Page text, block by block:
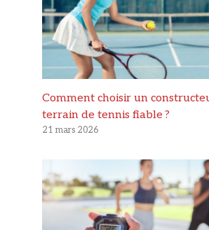
Comment choisir un
terrain de tennis fiable ?
21 mars 2026